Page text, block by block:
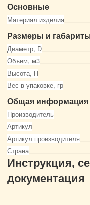
Основные
Материал изделия
Размеры и
Диаметр, D
Объем, м3
Высота, Н
Вес в упаковке, гр
Общая информация
Производитель
Артикул
Артикул производителя
Страна
Инструкция,
документация